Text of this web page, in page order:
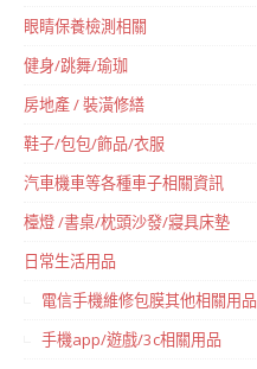
眼睛保養檢測相關
健身/跳舞/瑜珈
房地產 / 裝潢修繕
鞋子/包包/飾品/衣服
汽車機車等各種車子相關資訊
檯燈 /書桌/枕頭沙發/寢具床墊
日常生活用品
電信手機維修包膜其他相關用品
手機app/遊戲/3c相關用品